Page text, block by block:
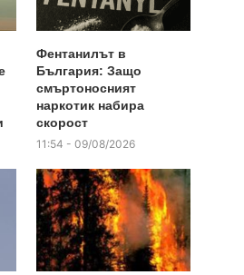
Фентанилът в
България: Защо
смъртоносният
наркотик набира
скорост
11:54 - 09/08/2026